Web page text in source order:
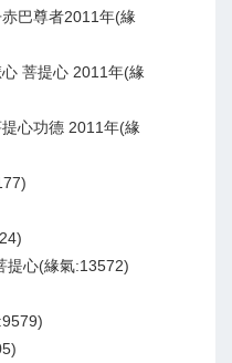
巴尊者2011年(緣
菩提心 2011年(緣
心功德 2011年(緣
提心(緣氣:13572)